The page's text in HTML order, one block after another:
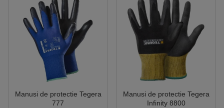
Manusi de protectie Tegera
777
Manusi de protectie Tegera
Infinity 8800